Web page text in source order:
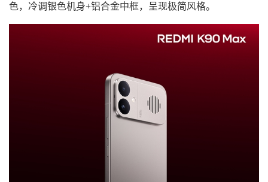
色，冷调银色机身+铝合金中框，呈现极简风格。